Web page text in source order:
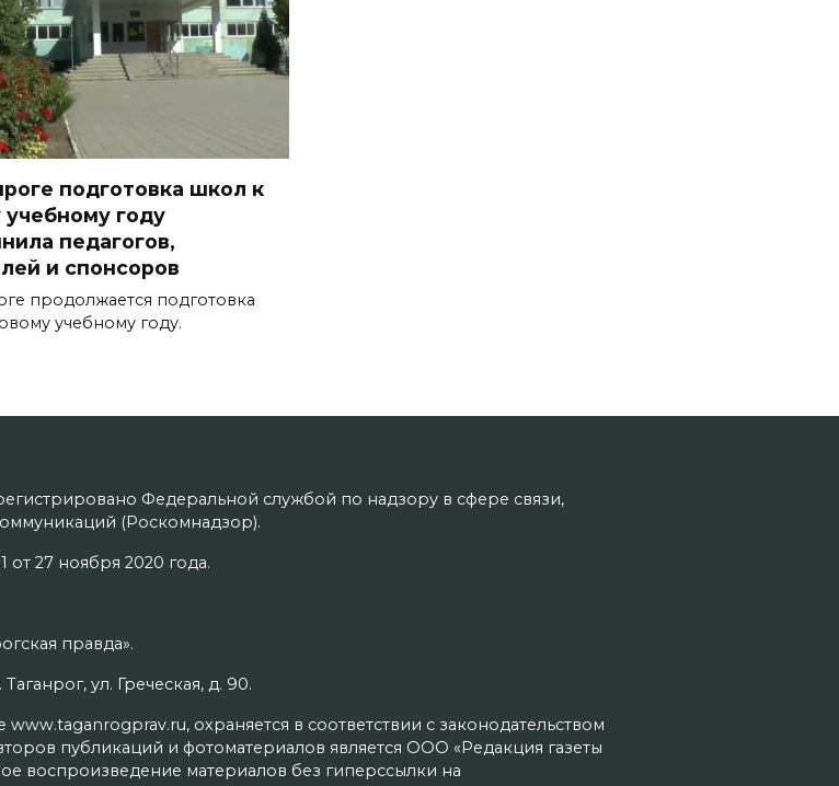
подготовка школ к
учебному году
педагогов,
и спонсоров
продолжается подготовка
учебному году.
Федеральной службой по надзору в сфере связи,
(Роскомнадзор).
27 ноября 2020 года.
правда».
ул. Греческая, д. 90.
охраняется в соответствии с законодательством
публикаций и фотоматериалов является ООО «Редакция газеты
воспроизведение материалов без гиперссылки на